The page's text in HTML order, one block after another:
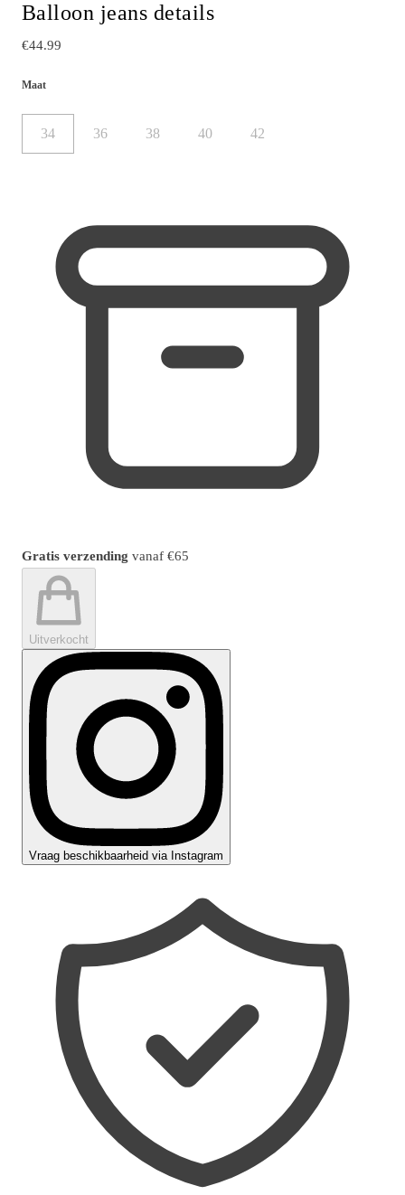
Balloon jeans details
€44.99
Maat
34 36 38 40 42
Gratis verzending vanaf €65
Uitverkocht
Vraag beschikbaarheid via Instagram